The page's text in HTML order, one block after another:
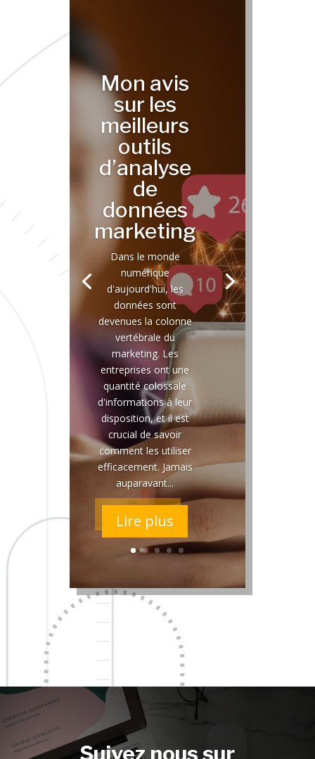
Mon avis
sur les
meilleurs
outils
d’analyse
de
données
marketing
Dans le monde
numérique
d'aujourd'hui, les
données sont
devenues la colonne
vertébrale du
marketing. Les
entreprises ont une
quantité colossale
d'informations à leur
disposition, et il est
crucial de savoir
comment les utiliser
efficacement. Jamais
auparavant...
Lire plus
Suivez nous sur